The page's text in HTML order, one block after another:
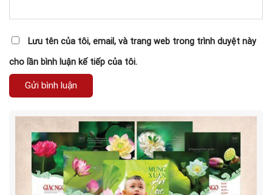
Lưu tên của tôi, email, và trang web trong trình duyệt này
cho lần bình luận kế tiếp của tôi.